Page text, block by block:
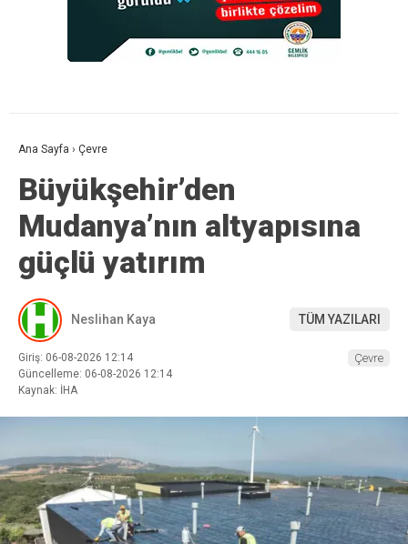
Ana Sayfa › Çevre
Büyükşehir’den
Mudanya’nın altyapısına
güçlü yatırım
Neslihan Kaya TÜM YAZILARI
Giriş: 06-08-2026 12:14
Güncelleme: 06-08-2026 12:14
Kaynak: İHA
Çevre